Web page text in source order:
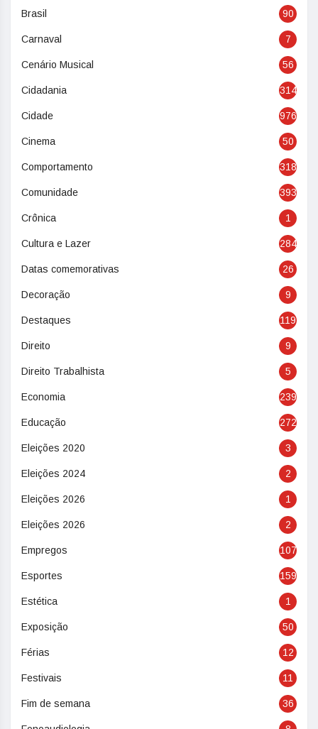
Brasil 90
Carnaval 7
Cenário Musical 56
Cidadania 314
Cidade 976
Cinema 50
Comportamento 318
Comunidade 393
Crônica 1
Cultura e Lazer 284
Datas comemorativas 26
Decoração 9
Destaques 119
Direito 9
Direito Trabalhista 5
Economia 239
Educação 272
Eleições 2020 3
Eleições 2024 2
Eleições 2026 1
Eleições 2026 2
Empregos 107
Esportes 159
Estética 1
Exposição 50
Férias 12
Festivais 11
Fim de semana 36